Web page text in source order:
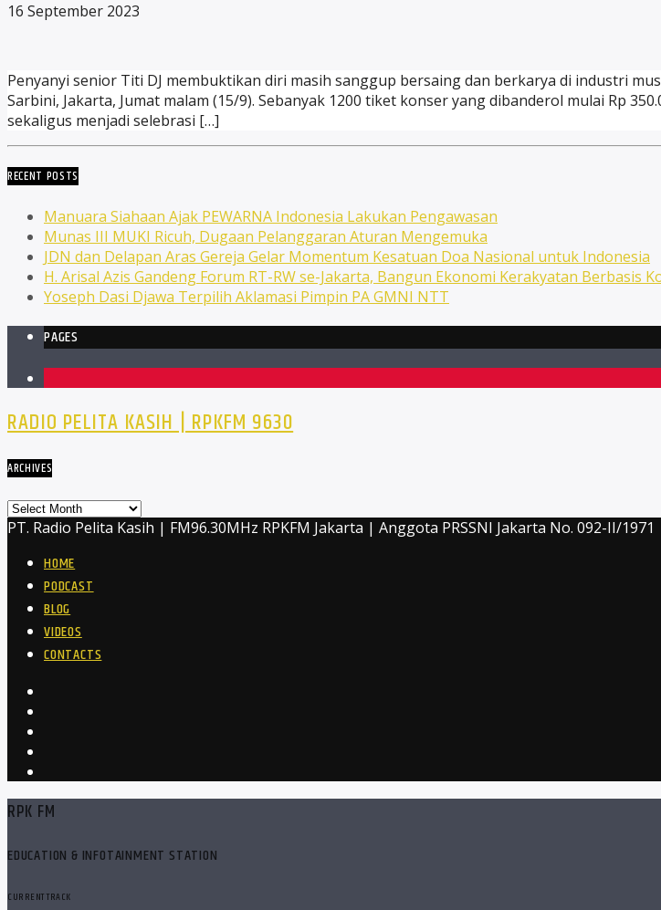
16 September 2023
Penyanyi senior Titi DJ membuktikan diri masih sanggup bersaing dan berkarya di industri
Sarbini, Jakarta, Jumat malam (15/9). Sebanyak 1200 tiket konser yang dibanderol mulai Rp
sekaligus menjadi selebrasi […]
RECENT POSTS
Manuara Siahaan Ajak PEWARNA Indonesia Lakukan Pengawasan
Munas III MUKI Ricuh, Dugaan Pelanggaran Aturan Mengemuka
JDN dan Delapan Aras Gereja Gelar Momentum Kesatuan Doa Nasional untuk Indonesia
H. Arisal Azis Gandeng Forum RT-RW se-Jakarta, Bangun Ekonomi Kerakyatan Berbasis
Yoseph Dasi Djawa Terpilih Aklamasi Pimpin PA GMNI NTT
PAGES
RADIO PELITA KASIH | RPKFM 9630
ARCHIVES
Archives
PT. Radio Pelita Kasih | FM96.30MHz RPKFM Jakarta | Anggota PRSSNI Jakarta No. 092-II/1971
HOME
PODCAST
BLOG
VIDEOS
CONTACTS
RPK FM
EDUCATION & INFOTAINMENT STATION
CURRENT TRACK